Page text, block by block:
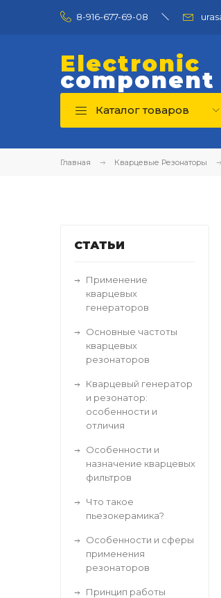
8-916-677-69-08
Electronic
component
Каталог товаров
Главная Кварцевые Резонаторы
СТАТЬИ
Применение
кварцевых
генераторов
Основные частоты
кварцевых
резонаторов
Кварцевый генератор
и резонатор:
особенности и
отличия
Особенности и
назначение кварцевых
фильтров
Что такое
пьезокерамика?
Особенности и сферы
применения
резонаторов
Принцип работы